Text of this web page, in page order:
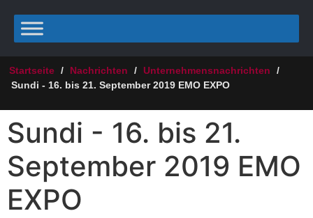
Startseite / Nachrichten / Unternehmensnachrichten
/
Sundi - 16. bis 21. September 2019 EMO EXPO
Sundi - 16. bis 21.
September 2019 EMO
EXPO